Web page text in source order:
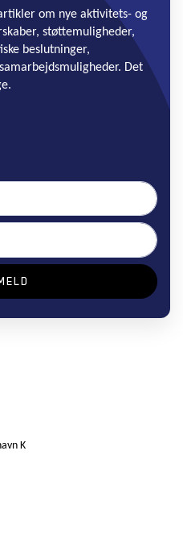
om nye aktivitets- og
støttemuligheder,
beslutninger,
Det
K